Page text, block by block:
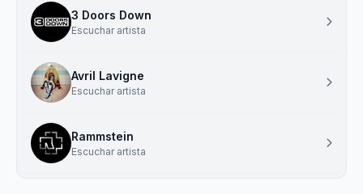
3 Doors Down
Escuchar artista
Avril Lavigne
Escuchar artista
Rammstein
Escuchar artista